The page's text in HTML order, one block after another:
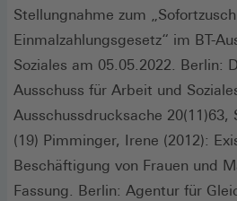
Stellungnahme zum
Einmalzahlungsgesetz“ im BT-
Soziales am 05.05.2022. Berlin:
Ausschuss für Arbeit und
Ausschussdrucksache 20(11)63,
(19) Pimminger, Irene (2012):
Beschäftigung von Frauen und
Fassung. Berlin: Agentur für